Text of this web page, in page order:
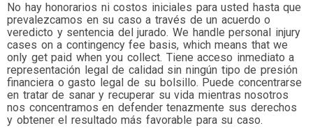
No hay honorarios ni costos iniciales para usted hasta que
prevalezcamos en su caso a través de un acuerdo o
veredicto y sentencia del jurado. We handle personal injury
cases on a contingency fee basis, which means that we
only get paid when you collect. Tiene acceso inmediato a
representación legal de calidad sin ningún tipo de presión
financiera o gasto legal de su bolsillo. Puede concentrarse
en tratar de sanar y recuperar su vida mientras nosotros
nos concentramos en defender tenazmente sus derechos
y obtener el resultado más favorable para su caso.